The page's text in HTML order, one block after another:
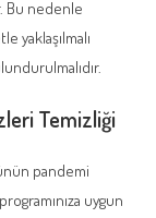
Bu nedenle
yaklaşılmalı
Temizliği
pandemi
uygun